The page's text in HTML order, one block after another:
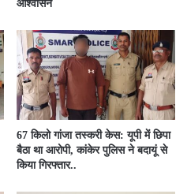
आश्वासन
67 किलो गांजा तस्करी केस: यूपी में छिपा
बैठा था आरोपी, कांकेर पुलिस ने बदायूं से
किया गिरफ्तार..